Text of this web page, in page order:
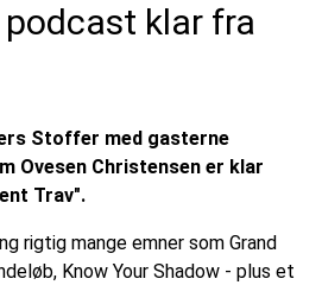
klar fra
Stoffer med gasterne
Ovesen Christensen er klar
Trav".
rigtig mange emner som Grand
Know Your Shadow - plus et